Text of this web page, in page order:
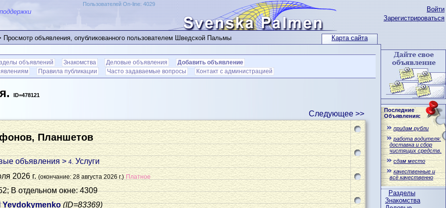
Карта сайта
Войти
Зарегистрироваться
Последние
Объявления:
придам рубли
работа водителя:
доставка и сбор
чистящих средств.
сдам место
качественные и
всё качественно
Разделы
Знакомства
Пользователей On-line: 4029
Просмотр объявления, опубликованного пользователем Шведской Пальмы
объявлений Знакомства Деловые объявления
Добавить объявление
Правила публикации Часто задаваемые вопросы Контакт с администрацией
ID=478121
Следующее >>
Планшетов
объявления >4.Услуги
2026 г.(окончание: 28 августа 2026 г.) Платное
В отдельном окне: 4309
Yevdokymenko (ID=83369)